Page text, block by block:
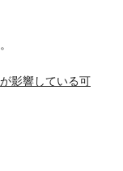
影響している可